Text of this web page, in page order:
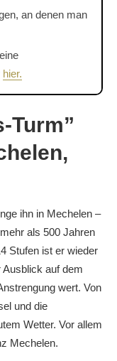
an denen man
hier.
Turm”
ihn in Mechelen –
als 500 Jahren
Stufen ist er wieder
auf dem
wert. Von
und die
Wetter. Vor allem
Mechelen.